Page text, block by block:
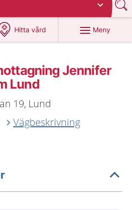
Hitta vård
på 1177.se
Meny
Jennifer
Lund
19, Lund
Vägbeskrivning